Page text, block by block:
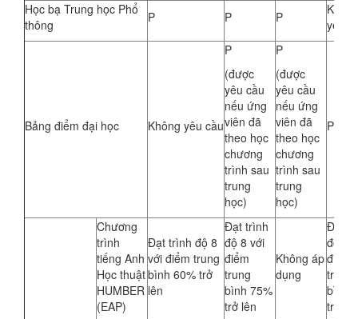
Học bạ Trung học Phổ
thông
P P P
yêu
Bảng điểm đại học Không yêu cầu
P
(được
yêu cầu
nếu ứng
viên đã
theo học
chương
trình sau
trung
học)
P
(được
yêu cầu
nếu ứng
viên đã
theo học
chương
trình sau
trung
học)
P
Chương
trình
tiếng Anh
Học thuật
HUMBER
(EAP)
Đạt trình độ 8
với điểm trung
bình 60% trở
lên
Đạt trình
độ 8 với
điểm
trung
bình 75%
trở lên
Không áp
dụng
Đạt
độ 8
điểm
trung
bình
trở lên